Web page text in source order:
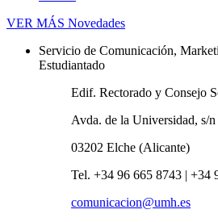
VER MÁS Novedades
Servicio de Comunicación,
Estudiantado
Edif. Rectorado y Consejo
Avda. de la Universidad, s/n
03202 Elche (Alicante)
Tel. +34 96 665 8743 | +34
comunicacion@umh.es